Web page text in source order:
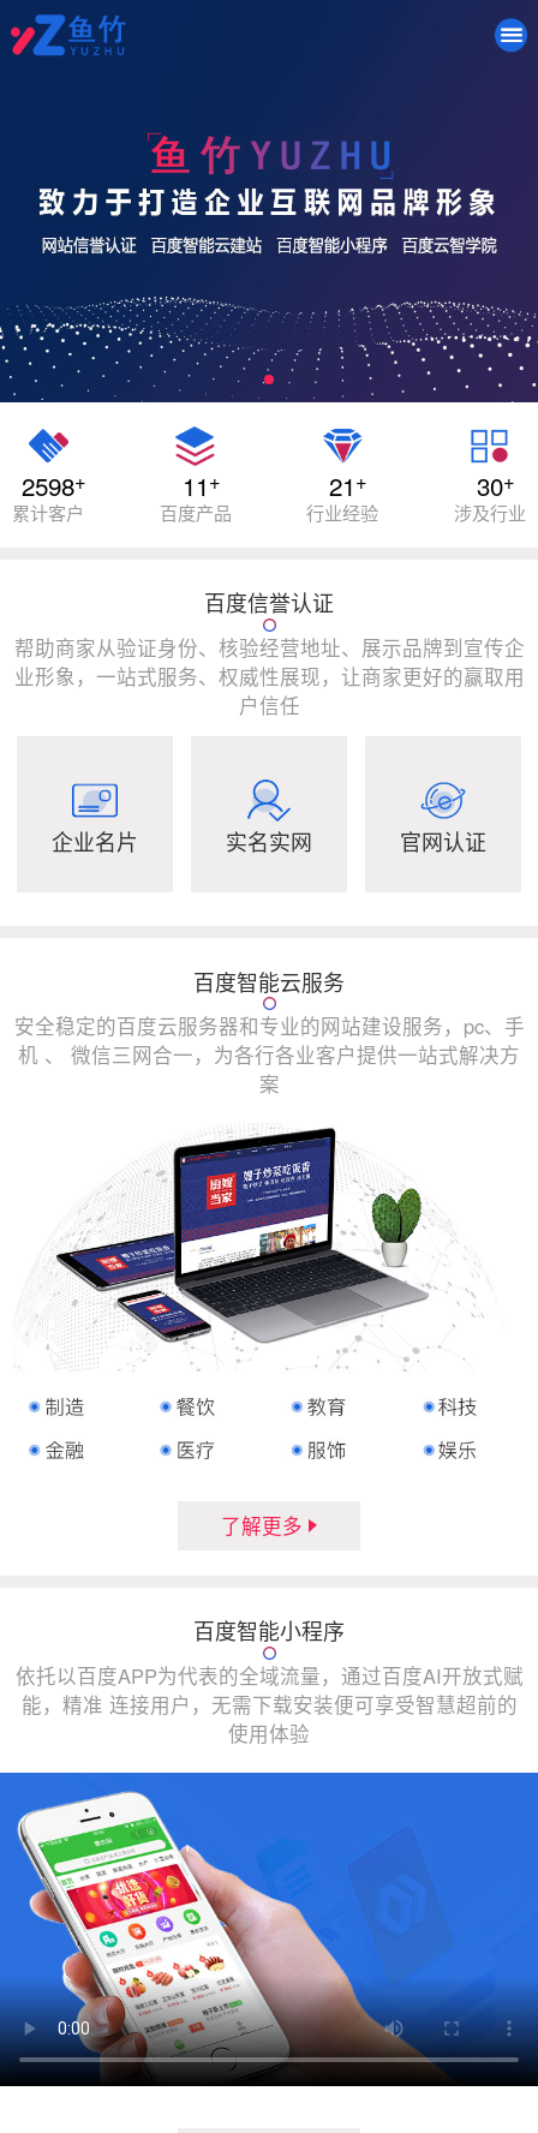
2598+
累计客户
11+
百度产品
21+
行业经验
30+
涉及行业
百度信誉认证
帮助商家从验证身份、核验经营地址、展示品牌到宣传企
业形象，一站式服务、权威性展现，让商家更好的赢取用
户信任
企业名片 实名实网 官网认证
百度智能云服务
安全稳定的百度云服务器和专业的网站建设服务，pc、手
机 、 微信三网合一，为各行各业客户提供一站式解决方
案
了解更多
百度智能小程序
依托以百度APP为代表的全域流量，通过百度AI开放式赋
能，精准 连接用户，无需下载安装便可享受智慧超前的
使用体验